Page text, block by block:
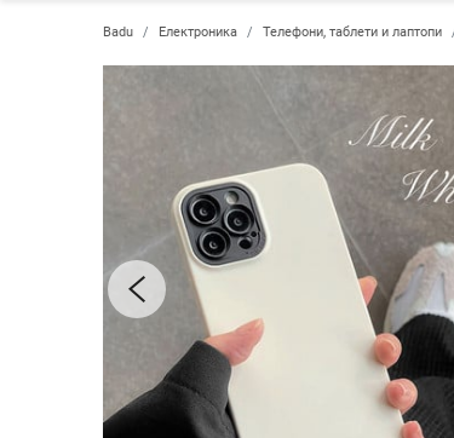
Badu Електроника Телефони, таблети и лаптопи